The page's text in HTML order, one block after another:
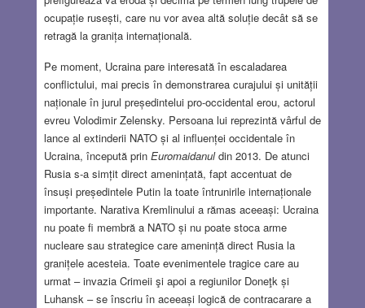
ocupație rusești, care nu vor avea altă soluție decât să se
retragă la granița internațională.
Pe moment, Ucraina pare interesată în escaladarea
conflictului, mai precis în demonstrarea curajului și unității
naționale în jurul președintelui pro-occidental erou, actorul
evreu Volodimir Zelensky. Persoana lui reprezintă vârful de
lance al extinderii NATO și al influenței occidentale în
Ucraina, începută prin Euromaidanuldin 2013. De atunci
Rusia s-a simțit direct amenințată, fapt accentuat de
însuși președintele Putin la toate întrunirile internaționale
importante. Narativa Kremlinului a rămas aceeași: Ucraina
nu poate fi membră a NATO și nu poate stoca arme
nucleare sau strategice care amenință direct Rusia la
granițele acesteia. Toate evenimentele tragice care au
urmat – invazia Crimeii şi apoi a regiunilor Doneţk și
Luhansk – se înscriu în aceeași logică de contracarare a